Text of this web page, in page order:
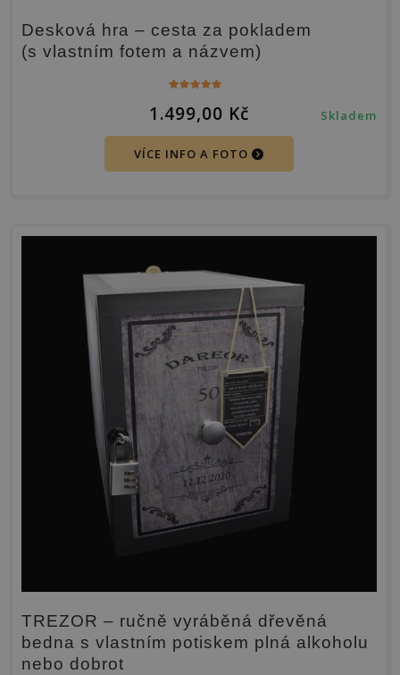
Desková hra – cesta za pokladem
(s vlastním fotem a názvem)
5.00
z 5
1.499,00 Kč Skladem
VÍCE INFO A FOTO
TREZOR – ručně vyráběná dřevěná
bedna s vlastním potiskem plná alkoholu
nebo dobrot